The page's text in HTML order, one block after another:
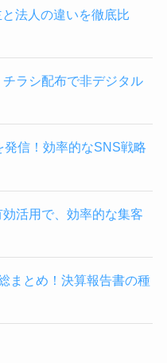
と法人の違いを徹底比
チラシ配布で非デジタル
発信！効率的なSNS戦略
効活用で、効率的な集客
まとめ！決算報告書の種